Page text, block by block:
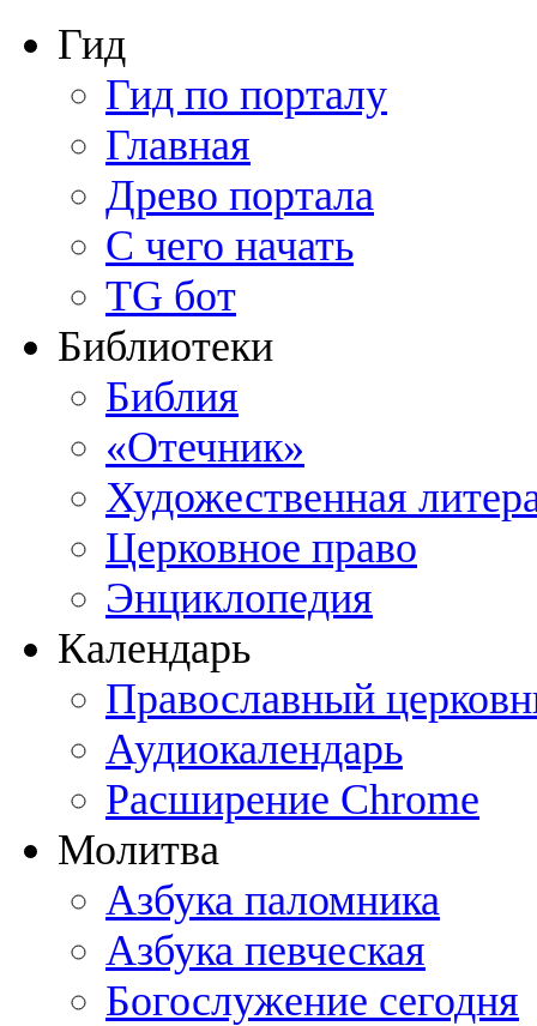
Гид
Гид по порталу
Главная
Древо портала
С чего начать
TG бот
Библиотеки
Библия
«Отечник»
Художественная
Церковное право
Энциклопедия
Календарь
Православный
Аудиокалендарь
Расширение Chrome
Молитва
Азбука паломника
Азбука певческая
Богослужение сегодня